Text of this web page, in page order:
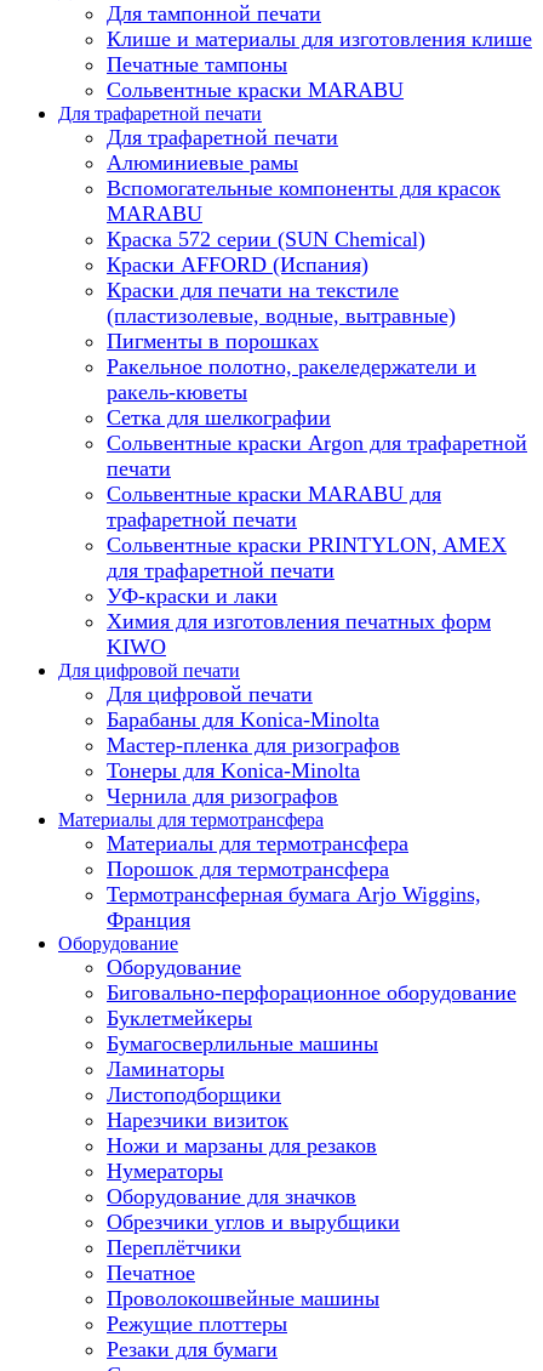
Для тампонной печати
Клише и материалы для изготовления клише
Печатные тампоны
Сольвентные краски MARABU
Для трафаретной печати
Для трафаретной печати
Алюминиевые рамы
Вспомогательные компоненты для красок
MARABU
Краска 572 серии (SUN Chemical)
Краски AFFORD (Испания)
Краски для печати на текстиле
(пластизолевые, водные, вытравные)
Пигменты в порошках
Ракельное полотно, ракеледержатели и
ракель-кюветы
Сетка для шелкографии
Сольвентные краски Argon для трафаретной
печати
Сольвентные краски MARABU для
трафаретной печати
Сольвентные краски PRINTYLON, AMEX
для трафаретной печати
УФ-краски и лаки
Химия для изготовления печатных форм
KIWO
Для цифровой печати
Для цифровой печати
Барабаны для Konica-Minolta
Мастер-пленка для ризографов
Тонеры для Konica-Minolta
Чернила для ризографов
Материалы для термотрансфера
Материалы для термотрансфера
Порошок для термотрансфера
Термотрансферная бумага Arjo Wiggins,
Франция
Оборудование
Оборудование
Биговально-перфорационное оборудование
Буклетмейкеры
Бумагосверлильные машины
Ламинаторы
Листоподборщики
Нарезчики визиток
Ножи и марзаны для резаков
Нумераторы
Оборудование для значков
Обрезчики углов и вырубщики
Переплётчики
Печатное
Проволокошвейные машины
Режущие плоттеры
Резаки для бумаги